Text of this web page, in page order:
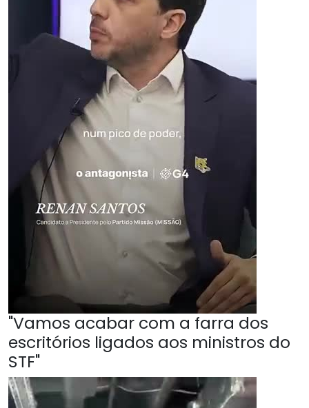
"Vamos acabar com a farra dos
escritórios ligados aos ministros do
STF"